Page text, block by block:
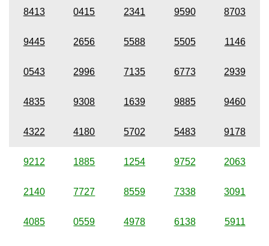
8413 0415 2341 9590 8703
9445 2656 5588 5505 1146
0543 2996 7135 6773 2939
4835 9308 1639 9885 9460
4322 4180 5702 5483 9178
9212 1885 1254 9752 2063
2140 7727 8559 7338 3091
4085 0559 4978 6138 5911